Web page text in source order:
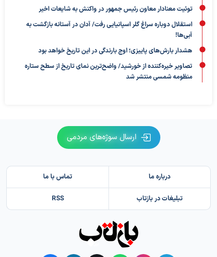
توئیت معنادار معاون رئیس جمهور در واکنش به شایعات اخیر
استقلال دوباره سراغ گلر اسپانیایی رفت/ آدان در آستانه بازگشت به
آبی‌ها!
هشدار بارش‌های پاییزی؛ اوج بارندگی در این تاریخ خواهد بود
تصاویر خیره‌کننده از خورشید/ واضح‌ترین نمای تاریخ از سطح ستاره
منظومه شمسی منتشر شد
ارسال سوژه‌های مردمی
درباره ما تماس با ما
تبلیغات در بازتاب RSS